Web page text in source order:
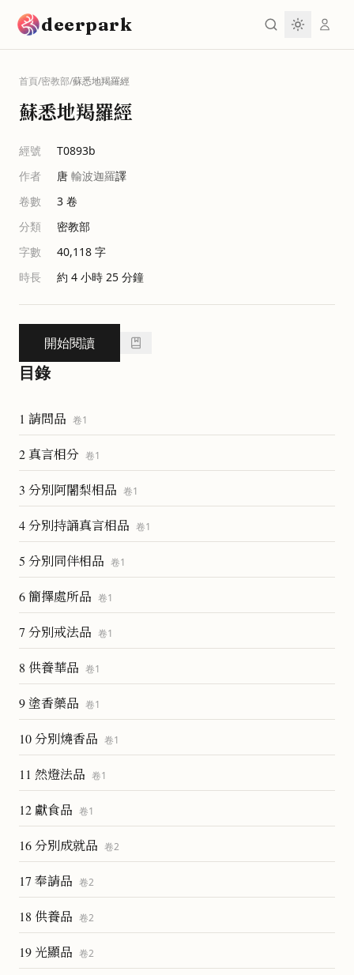
deerpark
首頁/密教部/蘇悉地羯羅經
蘇悉地羯羅經
經號
T0893b
作者
唐 輸波迦羅譯
卷數
3 卷
分類
密教部
字數
40,118 字
時長
約 4 小時 25 分鐘
開始閱讀
目錄
1 請問品 卷1
2 真言相分 卷1
3 分別阿闍梨相品 卷1
4 分別持誦真言相品 卷1
5 分別同伴相品 卷1
6 簡擇處所品 卷1
7 分別戒法品 卷1
8 供養華品 卷1
9 塗香藥品 卷1
10 分別燒香品 卷1
11 然燈法品 卷1
12 獻食品 卷1
16 分別成就品 卷2
17 奉請品 卷2
18 供養品 卷2
19 光顯品 卷2